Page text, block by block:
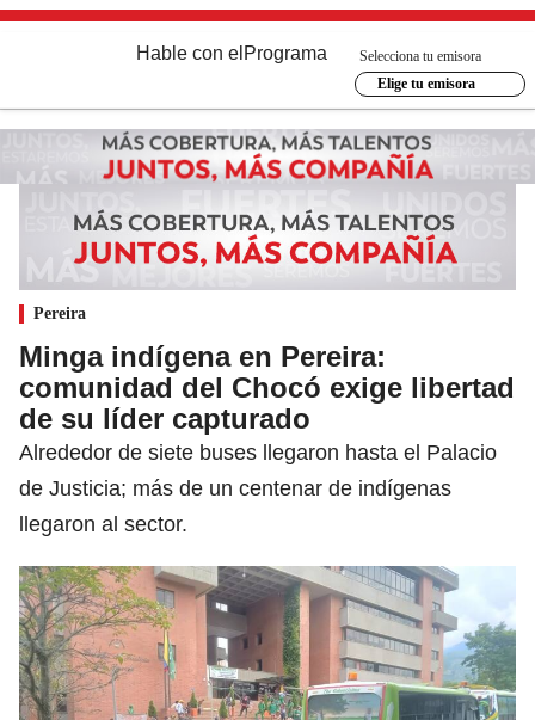
Hable con el Programa
Selecciona tu emisora
Elige tu emisora
Pereira
Minga indígena en Pereira:
comunidad del Chocó exige libertad
de su líder capturado
Alrededor de siete buses llegaron hasta el Palacio
de Justicia; más de un centenar de indígenas
llegaron al sector.